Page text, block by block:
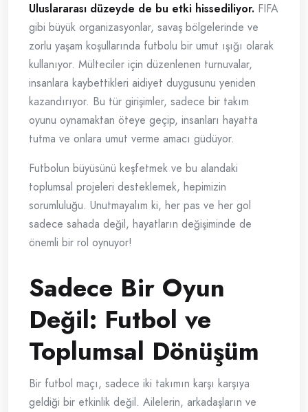
Uluslararası düzeyde de bu etki hissediliyor. FIFA
gibi büyük organizasyonlar, savaş bölgelerinde ve
zorlu yaşam koşullarında futbolu bir umut ışığı olarak
kullanıyor. Mülteciler için düzenlenen turnuvalar,
insanlara kaybettikleri aidiyet duygusunu yeniden
kazandırıyor. Bu tür girişimler, sadece bir takım
oyunu oynamaktan öteye geçip, insanları hayatta
tutma ve onlara umut verme amacı güdüyor.
Futbolun büyüsünü keşfetmek ve bu alandaki
toplumsal projeleri desteklemek, hepimizin
sorumluluğu. Unutmayalım ki, her pas ve her gol
sadece sahada değil, hayatların değişiminde de
önemli bir rol oynuyor!
Sadece Bir Oyun
Değil: Futbol ve
Toplumsal Dönüşüm
Bir futbol maçı, sadece iki takımın karşı karşıya
geldiği bir etkinlik değil. Ailelerin, arkadaşların ve